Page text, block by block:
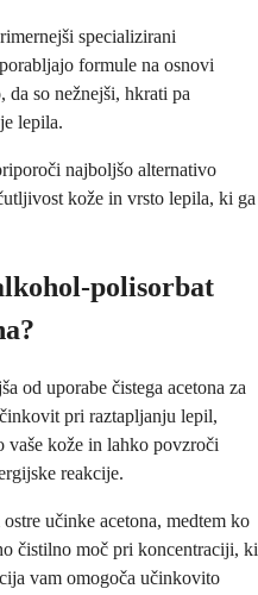
specializirani
formule na osnovi
so nežnejši, hkrati pa
lepila.
najboljšo alternativo
kože in vrsto lepila, ki ga
polisorbat
od uporabe čistega acetona za
pri raztapljanju lepil,
vaše kože in lahko povzroči
reakcije.
učinke acetona, medtem ko
čistilno moč pri koncentraciji, ki
vam omogoča učinkovito